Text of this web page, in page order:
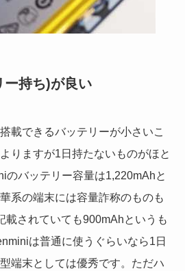
ー持ち)が良い
載できるバッテリーが小さいこ
りますが1日持たないものがほと
のバッテリー容量は1,220mAhと
系の端末には容量詐称のものも
載されていても900mAhというも
は普通に使うぐらいなら1日
端末としては優秀です。ただハ